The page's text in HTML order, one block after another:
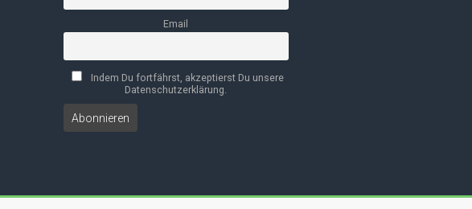
Email
Indem Du fortfährst, akzeptierst Du unsere
Datenschutzerklärung.